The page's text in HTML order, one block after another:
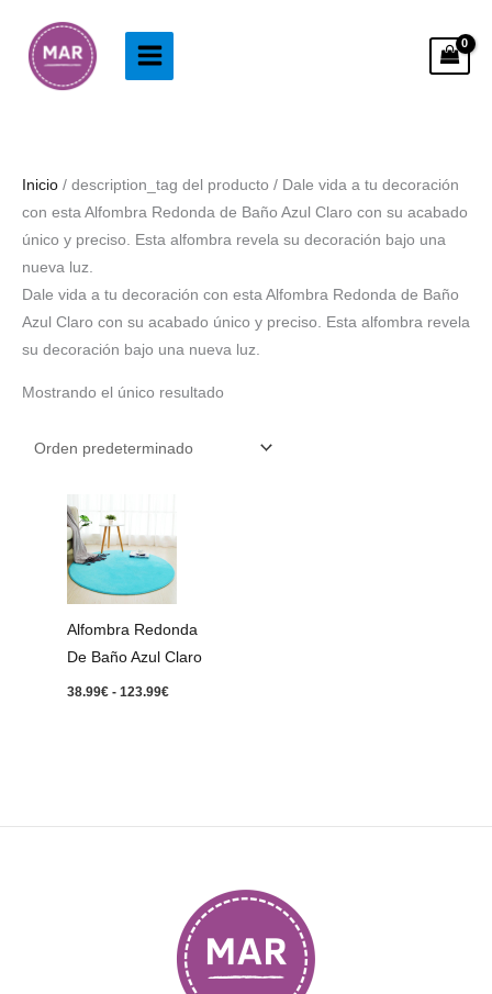
contenido
Inicio / description_tag del producto / Dale vida a tu decoración
con esta Alfombra Redonda de Baño Azul Claro con su acabado
único y preciso. Esta alfombra revela su decoración bajo una
nueva luz.
Dale vida a tu decoración con esta Alfombra Redonda de Baño
Azul Claro con su acabado único y preciso. Esta alfombra revela
su decoración bajo una nueva luz.
Mostrando el único resultado
Alfombra Redonda
De Baño Azul Claro
38.99€ - 123.99€
precios:
38.99€
hasta
123.99€